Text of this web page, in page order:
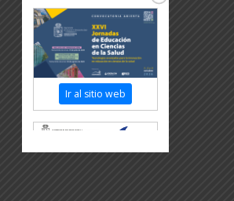
Ir al sitio web